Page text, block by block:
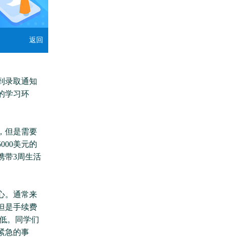
返回
录取通知
学习环
但是需要
美元的
带3周生活
。通常来
是手续费
。同学们
急的事